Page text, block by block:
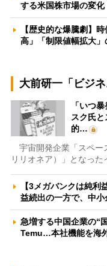
する米国株市場の変
【歴史的な爆騰劇】
高」「制限値幅拡大
大前研一「ビジ
「いつ
スク氏
的…
宇宙開発企業「スペー
リリオネア）」となっ
【3メガバンクは純
益続出の一方で、中
急増する中国企業の“
Temu…本社機能を海